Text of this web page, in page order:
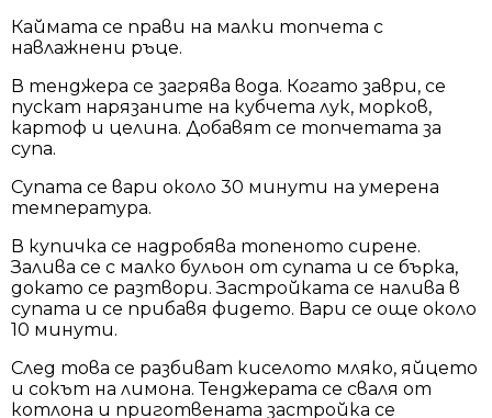
Каймата се прави на малки топчета с
навлажнени ръце.
В тенджера се загрява вода. Когато заври, се
пускат нарязаните на кубчета лук, морков,
картоф и целина. Добавят се топчетата за
супа.
Супата се вари около 30 минути на умерена
температура.
В купичка се надробява топеното сирене.
Залива се с малко бульон от супата и се бърка,
докато се разтвори. Застройката се налива в
супата и се прибавя фидето. Вари се още около
10 минути.
След това се разбиват киселото мляко, яйцето
и сокът на лимона. Тенджерата се сваля от
котлона и приготвената застройка се